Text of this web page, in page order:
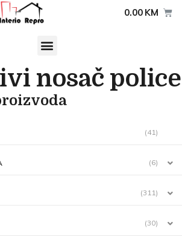
0.00 KM
nosač police
(41)
(6)
(311)
(30)